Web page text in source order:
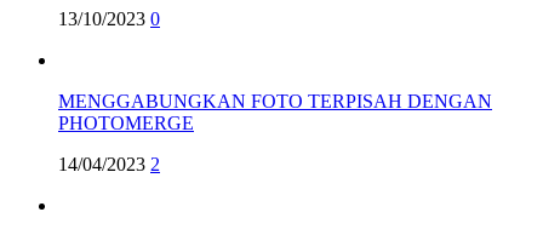
13/10/2023 0
MENGGABUNGKAN FOTO TERPISAH DENGAN
PHOTOMERGE
14/04/2023 2